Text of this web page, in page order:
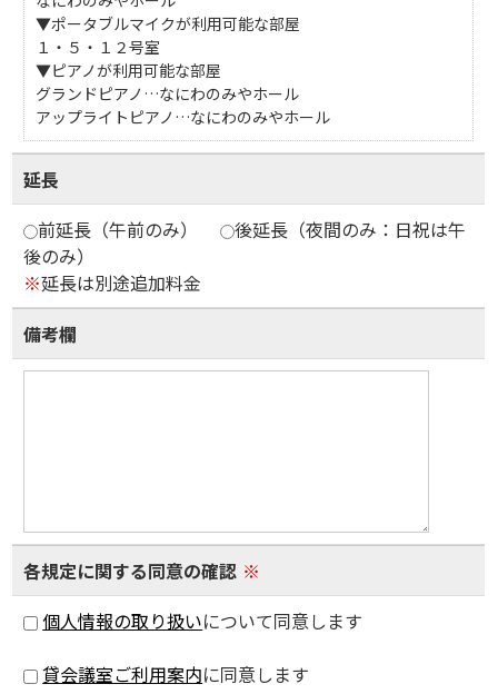
▼ポータブルマイクが利用可能な部屋
１・５・１２号室
▼ピアノが利用可能な部屋
グランドピアノ…なにわのみやホール
アップライトピアノ…なにわのみやホール
延長
前延長（午前のみ）
後延長（夜間のみ：日祝は午
後のみ）
※延長は別途追加料金
備考欄
各規定に関する同意の確認 ※
個人情報の取り扱いについて同意します
貸会議室ご利用案内に同意します